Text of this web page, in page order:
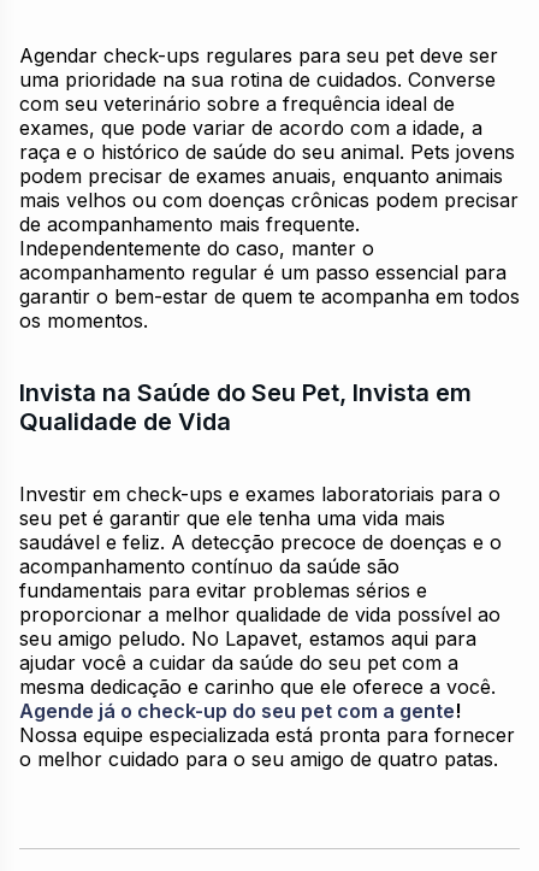
Agendar check-ups regulares para seu pet deve ser
uma prioridade na sua rotina de cuidados. Converse
com seu veterinário sobre a frequência ideal de
exames, que pode variar de acordo com a idade, a
raça e o histórico de saúde do seu animal. Pets jovens
podem precisar de exames anuais, enquanto animais
mais velhos ou com doenças crônicas podem precisar
de acompanhamento mais frequente.
Independentemente do caso, manter o
acompanhamento regular é um passo essencial para
garantir o bem-estar de quem te acompanha em todos
os momentos.
Invista na Saúde do Seu Pet, Invista em
Qualidade de Vida
Investir em check-ups e exames laboratoriais para o
seu pet é garantir que ele tenha uma vida mais
saudável e feliz. A detecção precoce de doenças e o
acompanhamento contínuo da saúde são
fundamentais para evitar problemas sérios e
proporcionar a melhor qualidade de vida possível ao
seu amigo peludo. No Lapavet, estamos aqui para
ajudar você a cuidar da saúde do seu pet com a
mesma dedicação e carinho que ele oferece a você.
Agende já o check-up do seu pet com a gente!
Nossa equipe especializada está pronta para fornecer
o melhor cuidado para o seu amigo de quatro patas.